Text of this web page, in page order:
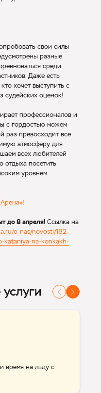
свои силы
разные
среди
Даже есть
хочет выступить с
судейских оценок!
профессионалов и
с гордостью можем
раз превосходит все
атмосферу для
всех любителей
отдыха посетить
уровнем
до 8 апреля! Ссылка на
o-nas/novosti/182-
kataniya-na-konkakh-
время на льду с